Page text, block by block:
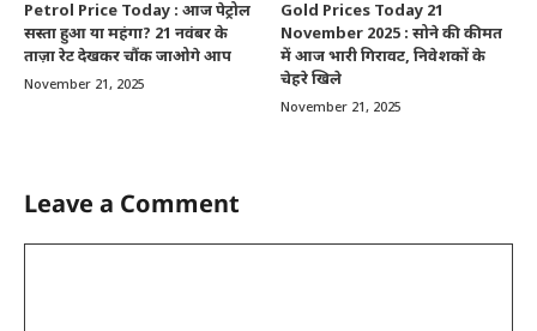
Petrol Price Today : आज पेट्रोल
सस्ता हुआ या महंगा? 21 नवंबर के
ताज़ा रेट देखकर चौंक जाओगे आप
November 21, 2025
Gold Prices Today 21
November 2025 : सोने की कीमत
में आज भारी गिरावट, निवेशकों के
चेहरे खिले
November 21, 2025
Leave a Comment